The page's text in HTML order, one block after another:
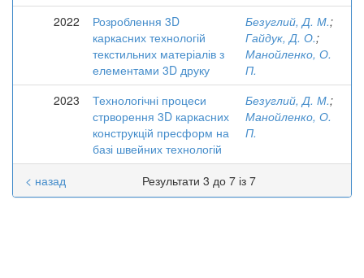
2022
Розроблення 3D
каркасних технологій
текстильних матеріалів з
елементами 3D друку
Безуглий, Д. М.;
Гайдук, Д. О.;
Манойленко, О.
П.
2023
Технологічні процеси
стрворення 3D каркасних
конструкцій пресформ на
базі швейних технологій
Безуглий, Д. М.;
Манойленко, О.
П.
Результати 3 до 7 із 7
< назад